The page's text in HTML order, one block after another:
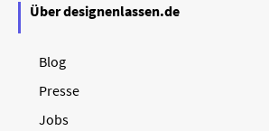
Über designenlassen.de
Blog
Presse
Jobs